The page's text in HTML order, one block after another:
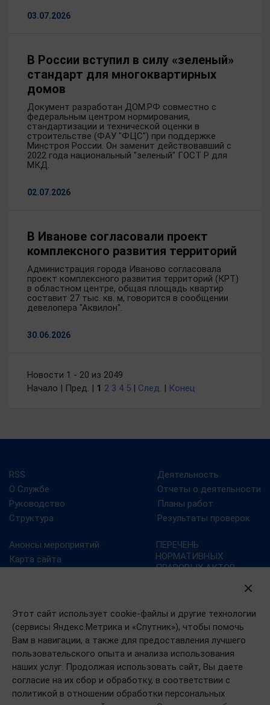
Этот сайт использует cookie-файлы и другие технологии
(сервисы Яндекс.Метрика и «Спутник»), чтобы помочь
Вам в навигации, а также для предоставления лучшего
пользовательского опыта и анализа использования
наших услуг. Продолжая использовать сайт, Вы даете
согласие на их сбор и обработку, в соответствии с
политикой в отношении обработки персональных
03.07.2026
В России вступил в силу «зеленый»
стандарт для многоквартирных
домов
Документ разработан ДОМ.РФ совместно с
федеральным центром нормирования,
стандартизации и технической оценки в
строительстве (ФАУ "ФЦС") при поддержке
Минстроя России. Он заменит действовавший с
2022 года национальный "зеленый" ГОСТ Р для
МКД.
02.07.2026
В Иванове согласовали проект
комплексного развития территорий
Администрация города Иваново согласовала
проект комплексного развития территорий (КРТ)
в областном центре, общая площадь квартир
составит 27 тыс. кв. м, говорится в сообщении
девелопера "Аквилон".
30.06.2026
Новости 1 - 20 из 2049
Начало | Пред. | 1 2 3 4 5 | След. | Конец
RSS
О Службе
Руководство
Структура
Деятельность
Отчеты о деятельности
Планы работ
Результаты проверок
Анонсы мероприятий
Карта сайта
ПЕРЕЧЕНЬ
НОРМАТИВНЫХ
ПРАВОВЫХ АКТОВ,
Портал госуслуг
План преодоления
последствий эпидемии
коронавируса в РФ